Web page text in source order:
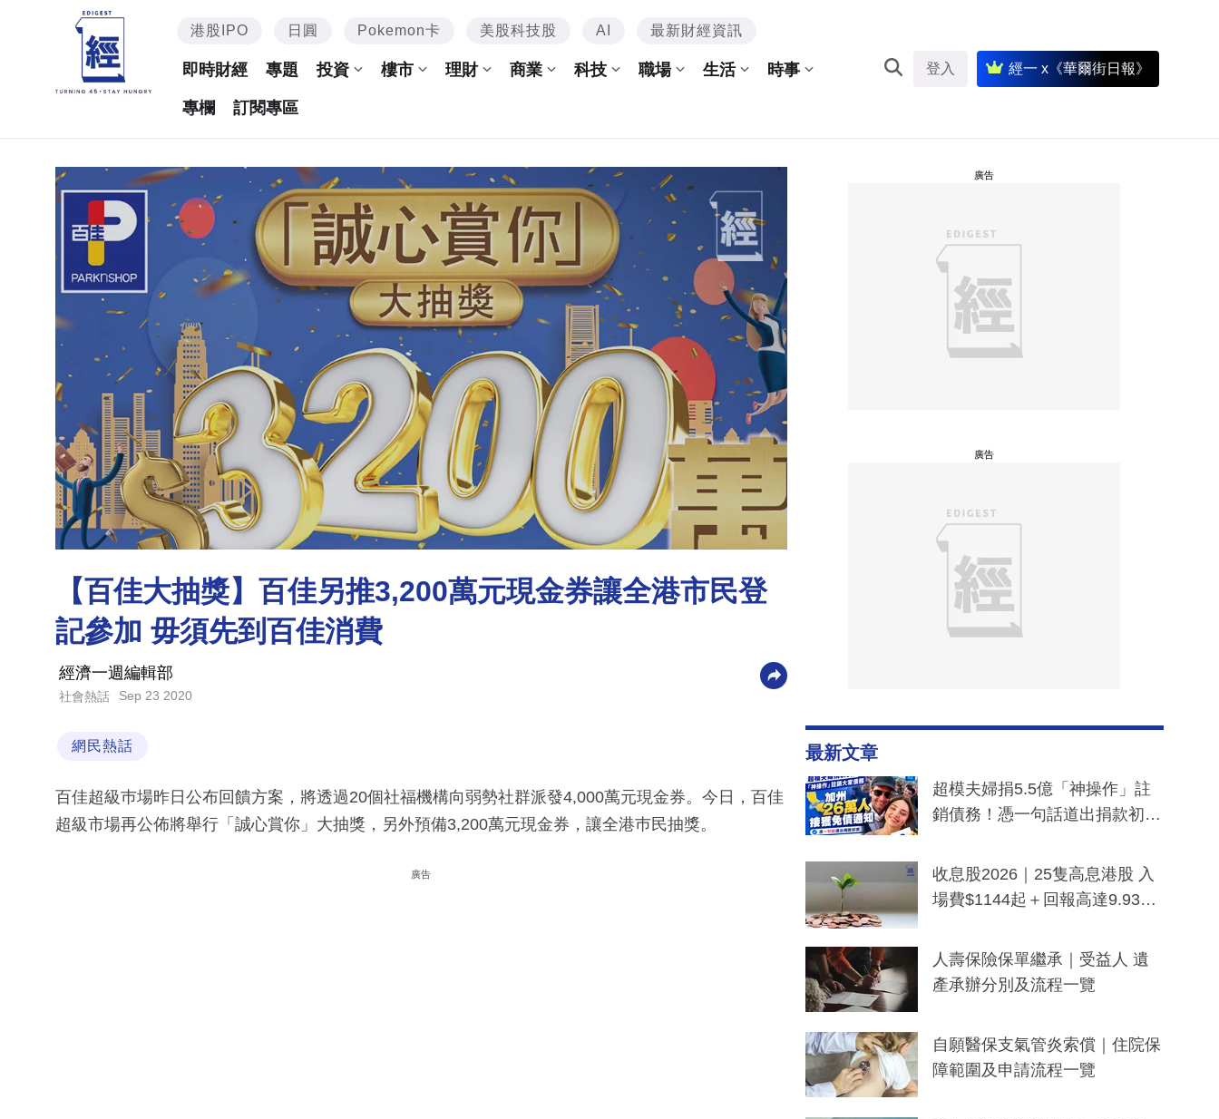
港股IPO 日圓 Pokemon卡 美股科技股 AI 最新財經資訊
即時財經 專題 投資 樓市 理財 商業 科技 職場 生活 時事
專欄 訂閱專區
登入 經一 x《華爾街日報》
【百佳大抽獎】百佳另推3,200萬元現金券讓全港市民登
記參加 毋須先到百佳消費
經濟一週編輯部
社會熱話 Sep 23 2020
網民熱話
百佳超級巿場昨日公布回饋方案，將透過20個社福機構向弱勢社群派發4,000萬元現金券。今日，百佳
超級市場再公佈將舉行「誠心賞你」大抽獎，另外預備3,200萬元現金券，讓全港巿民抽獎。
廣告
廣告
廣告
最新文章
超模夫婦捐5.5億「神操作」註
銷債務！憑一句話道出捐款初
一度被誤當詐騙手段
收息股2026｜25隻高息港股 入
場費$1144起＋回報高達9.93
人壽保險保單繼承｜受益人 遺
產承辦分別及流程一覽
自願醫保支氣管炎索償｜住院保
障範圍及申請流程一覽